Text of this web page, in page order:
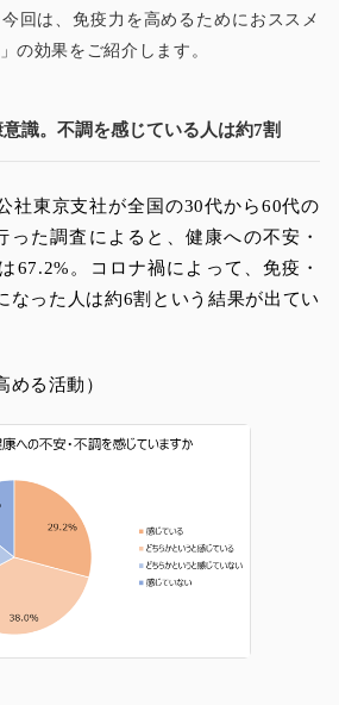
回は、免疫力を高めるためにおススメ
の効果をご紹介します。
識。不調を感じている人は約7割
社東京支社が全国の30代から60代の
った調査によると、健康への不安・
67.2% 。コロナ禍によって、免疫・
なった人は約6割という結果が出てい
める活動）